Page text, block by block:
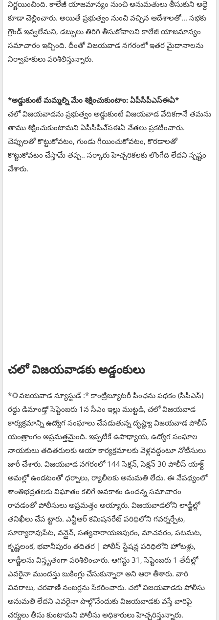
నిర్ణయించింది. కాలేజీ యాజమాన్యం నుంచి అనుమతులు తీసుకుని అద్దె
కూడా చెల్లించారు. అయితే ప్రభుత్వం నుంచి వచ్చిన ఆదేశాలతో... సభకు
గ్రౌండ్‌ ఇవ్వలేమని, డబ్బులు తిరిగి తీసుకోవాలని కాలేజీ యాజమాన్యం
సమాచారం ఇచ్చింది. దీంతో విజయవాడ నగరంలో ఇతర మైదానాలను
నిర్వాహకులు పరిశీలిస్తున్నారు.
*అడ్డుకుంటే మమ్మల్ని మేం శిక్షించుకుంటాం: ఏపీసీపీఎస్ఈఏ*
చలో విజయవాడను ప్రభుత్వం అడ్డుకుంటే విజయవాడ వేదికగానే తమను
తాము శిక్షించుకుంటామని ఏపీసీపీఎ్‌సఈఏ నేతలు ప్రకటించారు.
చెప్పులతో కొట్టుకోవటం, గుండు గీయించుకోవటం, కొరడాలతో
కొట్టుకోవటం చేస్తామే తప్ప.. సర్కారు హెచ్చరికలకు లొంగేది లేదని స్పష్టం
చేశారు.
చలో విజయవాడకు అడ్డంకులు
*🌻వజయవాడ న్యూస్టుడే :* కాంట్రిబ్యూటరీ పింఛను పథకం (సీపీఎస్)
రద్దు డిమాండ్తో సెప్టెంబరు 1న సీఎం ఇల్లు ముట్టడి, చలో విజయవాడ
కార్యక్రమాన్ని ఉద్యోగ సంఘాలు చేపడుతున్న దృష్ట్యా విజయవాడ పోలీస్
యంత్రాంగం అప్రమత్తమైంది. ఇప్పటికే ఉపాధ్యాయ, ఉద్యోగ సంఘాల
నాయకులు తదితరులకు ఆయా కార్యక్రమాలకు వెళ్లవద్దంటూ నోటీసులు
జారీ చేశారు. విజయవాడ నగరంలో 144 సెక్షన్, సెక్షన్ 30 పోలీస్ యాక్ట్
అమల్లో ఉండటంతో ధర్నాలు, ర్యాలీలకు అనుమతి లేదు. ఈ నేపథ్యంలో
శాంతిభద్రతలకు విఘాతం కలిగే అవకాశం ఉందన్న సమాచారం
రావడంతో పోలీసులు అప్రమత్తం అయ్యారు. విజయవాడలోని లాడ్జీల్లో
తనిఖీలు చేప ట్టారు. ఎన్టీఆర్ కమిషనరేట్ పరిధిలోని గవర్నర్పేట,
సూర్యారావుపేట, వన్లైన్, సత్యనారాయణపురం, మాచవరం, పటమట,
కృష్ణలంక, భవానీపురం తదితర | పోలీస్ స్టేషన్ల పరిధిలోని హోటళ్లు,
లాడ్జీలను విస్తృతంగా పరిశీలించారు. ఆగస్టు 31, సెప్టెంబరు 1 తేదీల్లో
ఎవరైనా ముందస్తు బుకింగ్లు చేసుకున్నారా అని ఆరా తీశారు. వారి
వివరాలు, చరవాణి నంబర్లను సేకరించారు. చలో విజయవాడకు పోలీసు
అనుమతి లేదని ఎవరైనా పాల్గొనేందుకు విజయవాడకు వస్తే వారిపై
చర్యలు తీసు కుంటామని పోలీసు అధికారులు హెచ్చరిస్తున్నారు.